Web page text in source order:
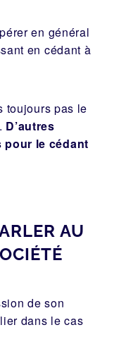
en général
en cédant à
toujours pas le
D’autres
le cédant
AU
de son
dans le cas